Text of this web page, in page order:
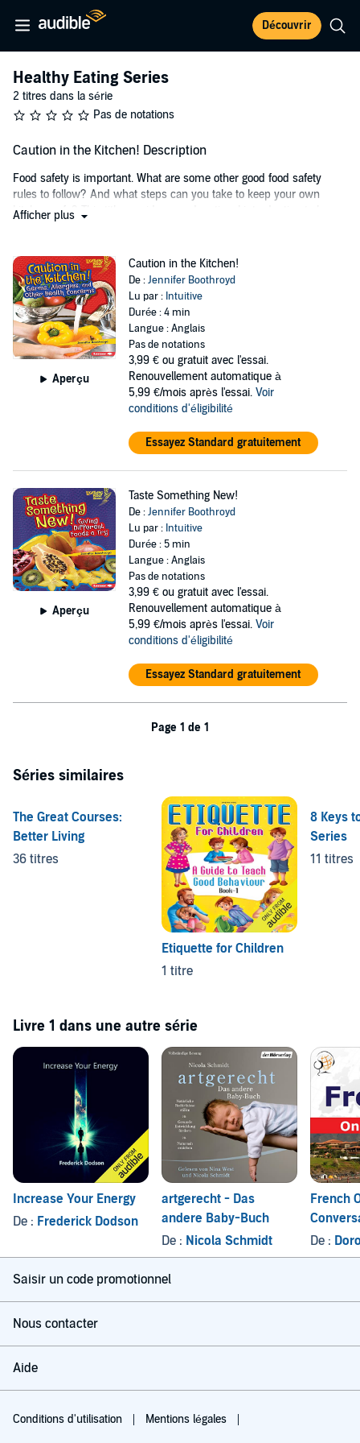
Découvrir
Healthy Eating Series
2 titres dans la série
Pas de notations
Caution in the Kitchen! Description
Food safety is important. What are some other good food safety
rules to follow? And what steps can you take to keep your own
kitchen safe? This title provides an educational introduction to key
allergic to and respecting others' dietary restrictions. A hands-on
activity and a list of fun facts round outCaution in the Kitchen
Please note:The original source audio for this production includes
noise/volume issues. This is the best available audio from the
publisher.
©2016 Jennifer Boothroyd (P)2020 Lerner Digital ™
Afficher plus
Aperçu
Caution in the Kitchen!
De :Jennifer Boothroyd
Lu par : Intuitive
Durée : 4 min
Langue : Anglais
Pas de notations
3,99 € ou gratuit avec l'essai.
Renouvellement automatique à
5,99 €/mois après l'essai. Voir
conditions d'éligibilité
Essayez Standard gratuitement
Aperçu
Taste Something New!
De :Jennifer Boothroyd
Lu par : Intuitive
Durée : 5 min
Langue : Anglais
Pas de notations
3,99 € ou gratuit avec l'essai.
Renouvellement automatique à
5,99 €/mois après l'essai. Voir
conditions d'éligibilité
Essayez Standard gratuitement
Page 1 de 1
Séries similaires
The Great Courses:
Better Living
36 titres
Etiquette for Children
1 titre
8 Keys
Series
11 titres
Livre 1 dans une autre série
Increase Your Energy
De : Frederick Dodson
artgerecht - Das
andere Baby-Buch
De : Nicola Schmidt
French
De :
Saisir un code promotionnel
Nous contacter
Aide
Conditions d'utilisation Mentions légales